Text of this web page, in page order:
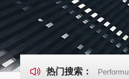
热门搜索：